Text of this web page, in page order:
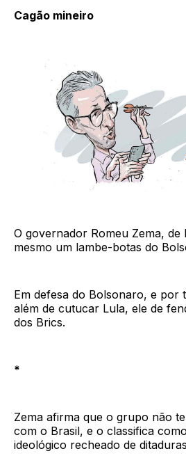
Cagão mineiro
O governador Romeu Zema, de
mesmo um lambe-botas do
Em defesa do Bolsonaro, e por
além de cutucar Lula, ele de
dos Brics.
*
Zema afirma que o grupo não
com o Brasil, e o classifica
ideológico recheado de